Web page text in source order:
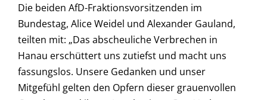
Die beiden AfD-Fraktionsvorsitzenden im
Bundestag, Alice Weidel und Alexander Gauland,
teilten mit: „Das abscheuliche Verbrechen in
Hanau erschüttert uns zutiefst und macht uns
fassungslos. Unsere Gedanken und unser
Mitgefühl gelten den Opfern dieser grauenvollen